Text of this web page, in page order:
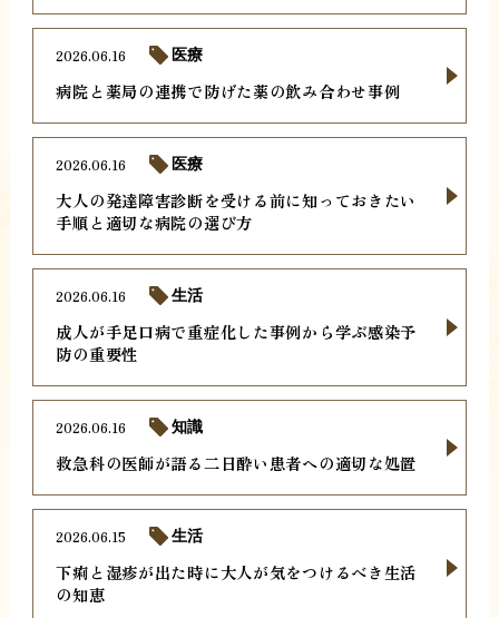
病院と薬局の連携で防げた薬の飲み合わせ事例
2026.06.16 医療
大人の発達障害診断を受ける前に知っておきたい
手順と適切な病院の選び方
2026.06.16 医療
成人が手足口病で重症化した事例から学ぶ感染予
防の重要性
2026.06.16 生活
救急科の医師が語る二日酔い患者への適切な処置
2026.06.16 知識
下痢と湿疹が出た時に大人が気をつけるべき生活
の知恵
2026.06.15 生活